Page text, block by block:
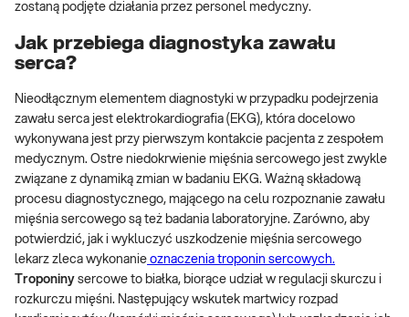
zostaną podjęte działania przez personel medyczny.
Jak przebiega diagnostyka zawału
serca?
Nieodłącznym elementem diagnostyki w przypadku podejrzenia
zawału serca jest elektrokardiografia (EKG), która docelowo
wykonywana jest przy pierwszym kontakcie pacjenta z zespołem
medycznym. Ostre niedokrwienie mięśnia sercowego jest zwykle
związane z dynamiką zmian w badaniu EKG. Ważną składową
procesu diagnostycznego, mającego na celu rozpoznanie zawału
mięśnia sercowego są też badania laboratoryjne. Zarówno, aby
potwierdzić, jak i wykluczyć uszkodzenie mięśnia sercowego
lekarz zleca wykonanie oznaczenia troponin sercowych.
Troponiny sercowe to białka, biorące udział w regulacji skurczu i
rozkurczu mięśni. Następujący wskutek martwicy rozpad